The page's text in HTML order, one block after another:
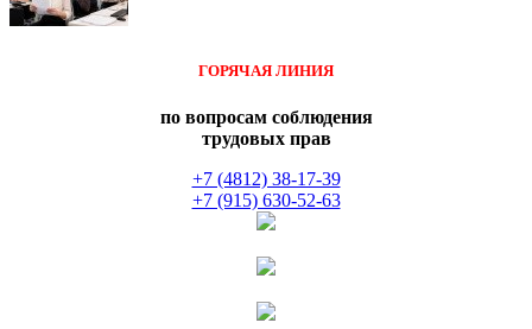
ГОРЯЧАЯ ЛИНИЯ
по вопросам соблюдения
трудовых прав
+7 (4812) 38-17-39
+7 (915) 630-52-63